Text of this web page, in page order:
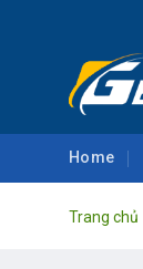
Home
Trang chủ